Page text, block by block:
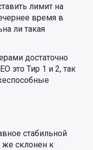
лимит на
время в
ли такая
достаточно
это Тир 1 и 2, так
стабильной
же склонен к